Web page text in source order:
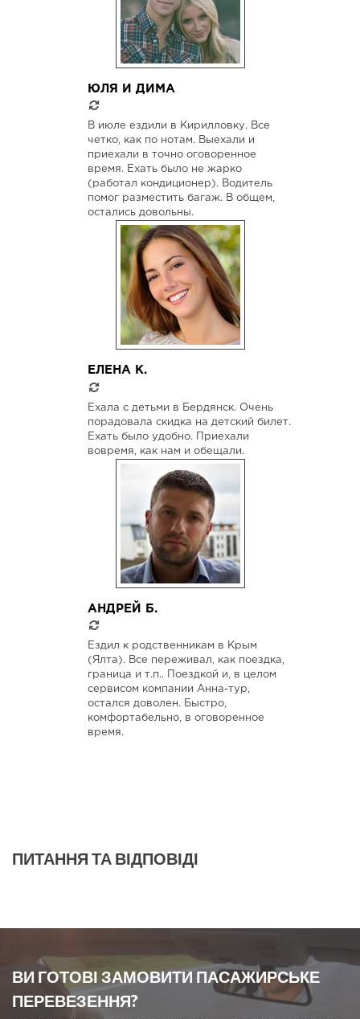
ЮЛЯ И ДИМА
В июле ездили в Кирилловку. Все
четко, как по нотам. Выехали и
приехали в точно оговоренное
время. Ехать было не жарко
(работал кондиционер). Водитель
помог разместить багаж. В общем,
остались довольны.
ЕЛЕНА К.
Ехала с детьми в Бердянск. Очень
порадовала скидка на детский билет.
Ехать было удобно. Приехали
вовремя, как нам и обещали.
АНДРЕЙ Б.
Ездил к родственникам в Крым
(Ялта). Все переживал, как поездка,
граница и т.п.. Поездкой и, в целом
сервисом компании Анна-тур,
остался доволен. Быстро,
комфортабельно, в оговоренное
время.
ПИТАННЯ ТА ВІДПОВІДІ
ВИ ГОТОВІ ЗАМОВИТИ ПАСАЖИРСЬКЕ
ПЕРЕВЕЗЕННЯ?